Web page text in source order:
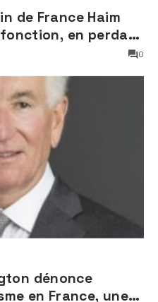
de France Haim
en perdant
0
dénonce
en France, une